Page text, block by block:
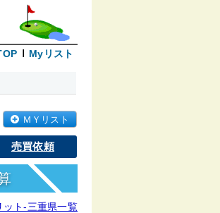
Myリスト
ＭＹリスト
売買依頼
ット-三重県一覧